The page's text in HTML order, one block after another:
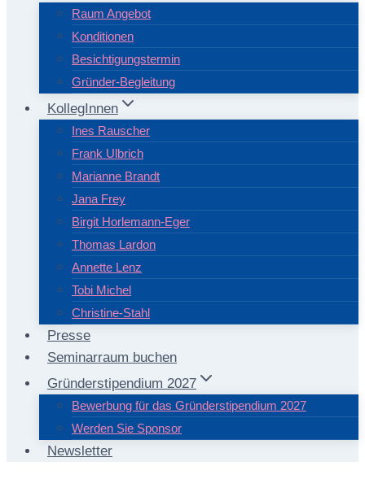
Raum Angebot
Konditionen
Besichtigungstermin
Gründer-Begleitung
KollegInnen
Ines Rauscher
Frank Ulbrich
Marianne Brandt
Jana Frey
Birgit Horlemann-Eger
Thomas Lardon
Annette Lenz
Tobi Michel
Christine-Stahl
Presse
Seminarraum buchen
Gründerstipendium 2027
Bewerbung für das Gründerstipendium 2027
Werden Sie Sponsor
Newsletter